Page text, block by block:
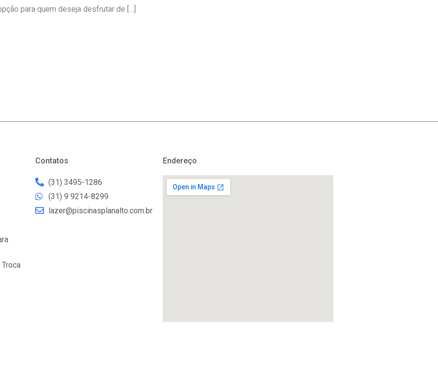
para quem deseja desfrutar de […]
Contatos
(31) 3495-1286
(31) 9 9214-8299
lazer@piscinasplanalto.com.br
Endereço